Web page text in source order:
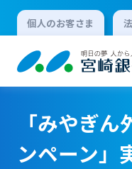
個人のお客さま
個人向けイ
「みやぎ
ンペーン」